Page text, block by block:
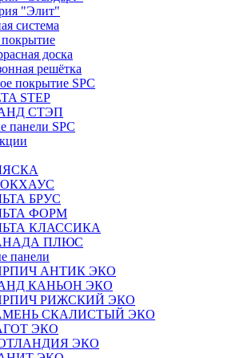
"Элит"
система
доска
решётка
покрытие SPC
STEP
СТЭП
панели SPC
БРУС
ФОРМ
КЛАССИКА
ПЛЮС
панели
АНТИК ЭКО
КАНЬОН ЭКО
РИЖСКИЙ ЭКО
СКАЛИСТЫЙ ЭКО
ЭКО
ЭКО